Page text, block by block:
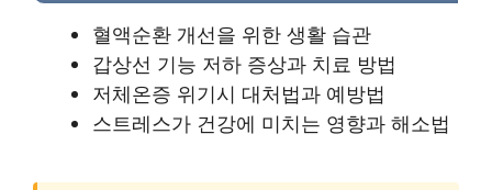
혈액순환 개선을 위한 생활 습관
갑상선 기능 저하 증상과 치료 방법
저체온증 위기시 대처법과 예방법
스트레스가 건강에 미치는 영향과 해소법